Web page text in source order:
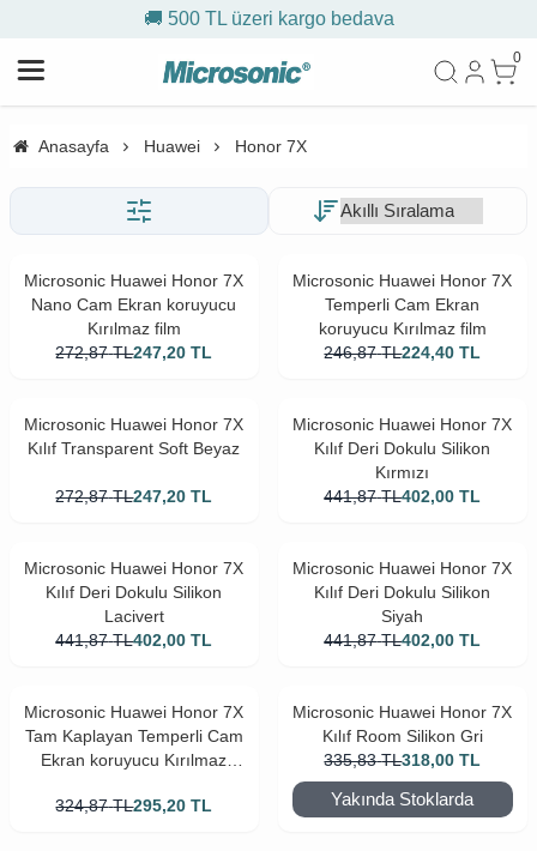
🚚 500 TL üzeri kargo bedava
0
Anasayfa Huawei Honor 7X
Microsonic Huawei Honor 7X
Nano Cam Ekran koruyucu
Kırılmaz film
272,87 TL247,20 TL
Microsonic Huawei Honor 7X
Temperli Cam Ekran
koruyucu Kırılmaz film
246,87 TL224,40 TL
Microsonic Huawei Honor 7X
Kılıf Transparent Soft Beyaz
272,87 TL247,20 TL
Microsonic Huawei Honor 7X
Kılıf Deri Dokulu Silikon
Kırmızı
441,87 TL402,00 TL
Microsonic Huawei Honor 7X
Kılıf Deri Dokulu Silikon
Lacivert
441,87 TL402,00 TL
Microsonic Huawei Honor 7X
Kılıf Deri Dokulu Silikon
Siyah
441,87 TL402,00 TL
Microsonic Huawei Honor 7X
Tam Kaplayan Temperli Cam
Ekran koruyucu Kırılmaz
324,87 TL295,20 TL
Microsonic Huawei Honor 7X
Kılıf Room Silikon Gri
335,83 TL318,00 TL
Yakında Stoklarda